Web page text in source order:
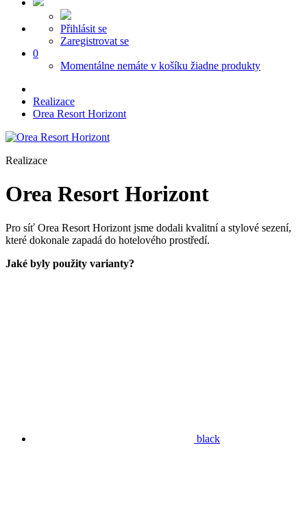
Přihlásit se
Zaregistrovat se
0
Momentálne nemáte v košíku žiadne produkty
Realizace
Orea Resort Horizont
Realizace
Orea Resort Horizont
Pro síť Orea Resort Horizont jsme dodali kvalitní a stylové sezení,
které dokonale zapadá do hotelového prostředí.
Jaké byly použity varianty?
black